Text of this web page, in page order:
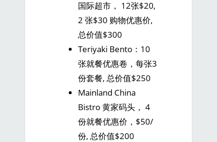
国际超市， 12张$20,
2 张$30 购物优惠价,
总价值$300
Teriyaki Bento：10
张就餐优惠卷，每张3
份套餐, 总价值$250
Mainland China
Bistro 黄家码头， 4
份就餐优惠价，$50/
份, 总价值$200